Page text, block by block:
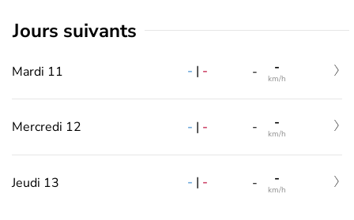
jours suivants
Mardi 11 - | - - -
km/h
Mercredi 12 - | - - -
km/h
Jeudi 13 - | - - -
km/h